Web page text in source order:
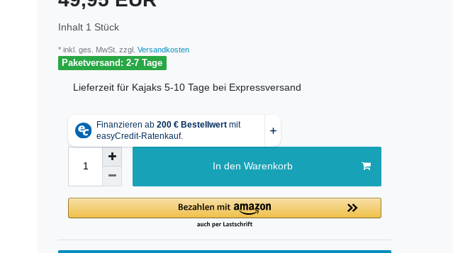
Inhalt 1 Stück
* inkl. ges. MwSt. zzgl. Versandkosten
Paketversand: 2-7 Tage
Lieferzeit für Kajaks 5-10 Tage bei Expressversand
In den Warenkorb